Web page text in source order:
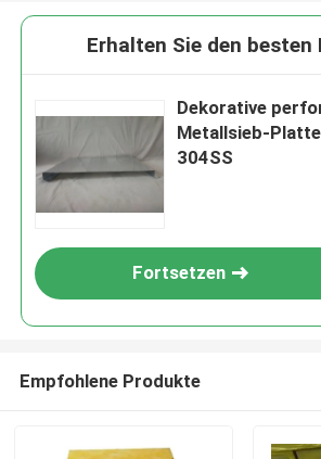
Erhalten Sie den besten
Dekorative
Metallsieb-
304SS
Fortsetzen
Empfohlene Produkte